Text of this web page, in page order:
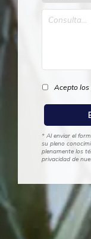
Acepto los
* Al enviar el
su pleno
plenamente los
privacidad de